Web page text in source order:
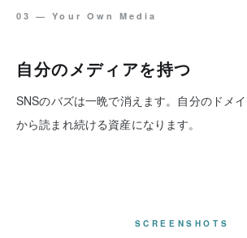
03 — Your Own Media
自分のメディアを持つ
SNSのバズは一晩で消えます。自分のドメ
から読まれ続ける資産になります。
SCREENSHOTS